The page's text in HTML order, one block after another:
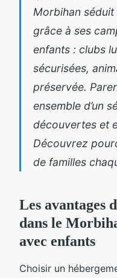
Morbihan
grâce à ses
enfants : clubs
sécurisées,
préservée.
ensemble d’un
découvertes et
Découvrez
de familles
Les avantages
dans le
avec enfants
Choisir un